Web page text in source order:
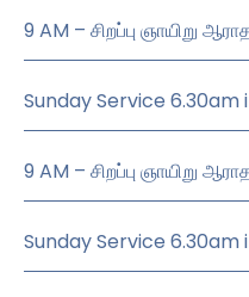
9 AM – சிறப்பு ஞாயிறு
Sunday Service 6.30am
9 AM – சிறப்பு ஞாயிறு
Sunday Service 6.30am